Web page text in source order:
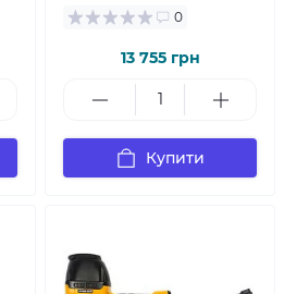
0
13 755 грн
Купити